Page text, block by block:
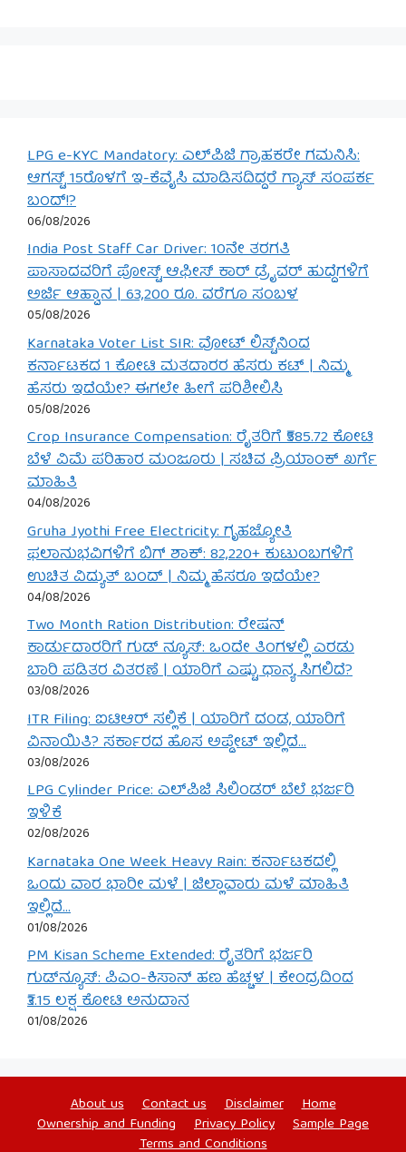
LPG e-KYC Mandatory: ಎಲ್‌ಪಿಜಿ ಗ್ರಾಹಕರೇ ಗಮನಿಸಿ:
ಆಗಸ್ಟ್ 15ರೊಳಗೆ ಇ-ಕೆವೈಸಿ ಮಾಡಿಸದಿದ್ದರೆ ಗ್ಯಾಸ್ ಸಂಪರ್ಕ
ಬಂದ್!?
06/08/2026
India Post Staff Car Driver: 10ನೇ ತರಗತಿ
ಪಾಸಾದವರಿಗೆ ಪೋಸ್ಟ್ ಆಫೀಸ್ ಕಾರ್ ಡ್ರೈವರ್ ಹುದ್ದೆಗಳಿಗೆ
ಅರ್ಜಿ ಆಹ್ವಾನ | 63,200 ರೂ. ವರೆಗೂ ಸಂಬಳ
05/08/2026
Karnataka Voter List SIR: ವೋಟ್ ಲಿಸ್ಟ್‌ನಿಂದ
ಕರ್ನಾಟಕದ 1 ಕೋಟಿ ಮತದಾರರ ಹೆಸರು ಕಟ್ | ನಿಮ್ಮ
ಹೆಸರು ಇದೆಯೇ? ಈಗಲೇ ಹೀಗೆ ಪರಿಶೀಲಿಸಿ
05/08/2026
Crop Insurance Compensation: ರೈತರಿಗೆ ₹585.72 ಕೋಟಿ
ಬೆಳೆ ವಿಮೆ ಪರಿಹಾರ ಮಂಜೂರು | ಸಚಿವ ಪ್ರಿಯಾಂಕ್ ಖರ್ಗೆ
ಮಾಹಿತಿ
04/08/2026
Gruha Jyothi Free Electricity: ಗೃಹಜ್ಯೋತಿ
ಫಲಾನುಭವಿಗಳಿಗೆ ಬಿಗ್ ಶಾಕ್: 82,220+ ಕುಟುಂಬಗಳಿಗೆ
ಉಚಿತ ವಿದ್ಯುತ್ ಬಂದ್ | ನಿಮ್ಮ ಹೆಸರೂ ಇದೆಯೇ?
04/08/2026
Two Month Ration Distribution: ರೇಷನ್
ಕಾರ್ಡುದಾರರಿಗೆ ಗುಡ್ ನ್ಯೂಸ್: ಒಂದೇ ತಿಂಗಳಲ್ಲಿ ಎರಡು
ಬಾರಿ ಪಡಿತರ ವಿತರಣೆ | ಯಾರಿಗೆ ಎಷ್ಟು ಧಾನ್ಯ ಸಿಗಲಿದೆ?
03/08/2026
ITR Filing: ಐಟಿಆರ್ ಸಲ್ಲಿಕೆ | ಯಾರಿಗೆ ದಂಡ, ಯಾರಿಗೆ
ವಿನಾಯಿತಿ? ಸರ್ಕಾರದ ಹೊಸ ಅಪ್ಡೇಟ್ ಇಲ್ಲಿದೆ…
03/08/2026
LPG Cylinder Price: ಎಲ್‌ಪಿಜಿ ಸಿಲಿಂಡರ್ ಬೆಲೆ ಭರ್ಜರಿ
ಇಳಿಕೆ
02/08/2026
Karnataka One Week Heavy Rain: ಕರ್ನಾಟಕದಲ್ಲಿ
ಒಂದು ವಾರ ಭಾರೀ ಮಳೆ | ಜಿಲ್ಲಾವಾರು ಮಳೆ ಮಾಹಿತಿ
ಇಲ್ಲಿದೆ…
01/08/2026
PM Kisan Scheme Extended: ರೈತರಿಗೆ ಭರ್ಜರಿ
ಗುಡ್‌ನ್ಯೂಸ್: ಪಿಎಂ-ಕಿಸಾನ್ ಹಣ ಹೆಚ್ಚಳ | ಕೇಂದ್ರದಿಂದ
₹3.15 ಲಕ್ಷ ಕೋಟಿ ಅನುದಾನ
01/08/2026
About us Contact us Disclaimer
Home
Ownership and Funding
Privacy Policy
Sample Page
Terms and Conditions